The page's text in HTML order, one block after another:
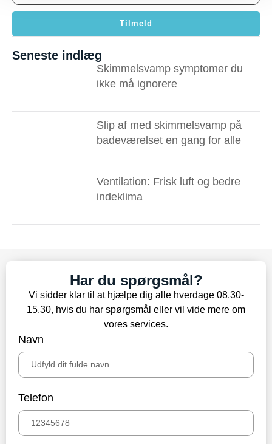
Tilmeld
Seneste indlæg
Skimmelsvamp symptomer du
ikke må ignorere ​
Slip af med skimmelsvamp på
badeværelset en gang for alle
Ventilation: Frisk luft og bedre
indeklima
Har du spørgsmål?
Vi sidder klar til at hjælpe dig alle hverdage 08.30-
15.30, hvis du har spørgsmål eller vil vide mere om
vores services.
Navn
Telefon